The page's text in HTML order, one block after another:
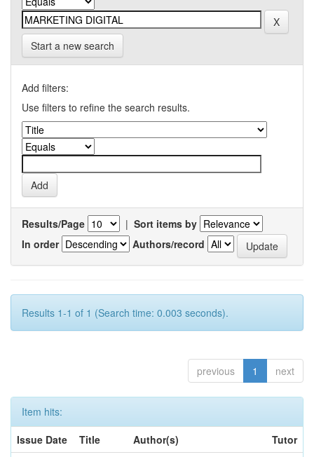
Start a new search
Add filters:
Use filters to refine the search results.
Results/Page | Sort items by
In order
Authors/record
Results 1-1 of 1 (Search time: 0.003 seconds).
previous 1 next
Item hits:
Issue Date
Title Author(s)
Tutor